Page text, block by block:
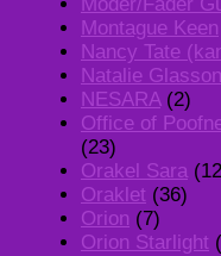
Moder/Fader
Montague Keen
Nancy Tate
Natalie Glasson
NESARA(2)
Office of
(23)
Orakel Sara
Oraklet (36)
Orion (7)
Orion Starlight